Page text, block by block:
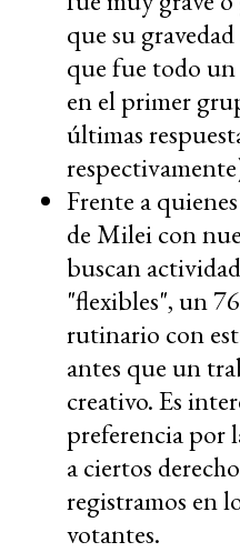
que su
que fue todo
en el primer
últimas
Frente a
de Milei con
buscan
"flexibles", un
rutinario con
antes que un
creativo. Es
preferencia por
a ciertos
registramos en
votantes.